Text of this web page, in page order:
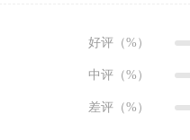
好评（%）
中评（%）
差评（%）